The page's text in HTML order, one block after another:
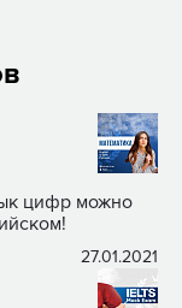
цифр можно
27.01.2021